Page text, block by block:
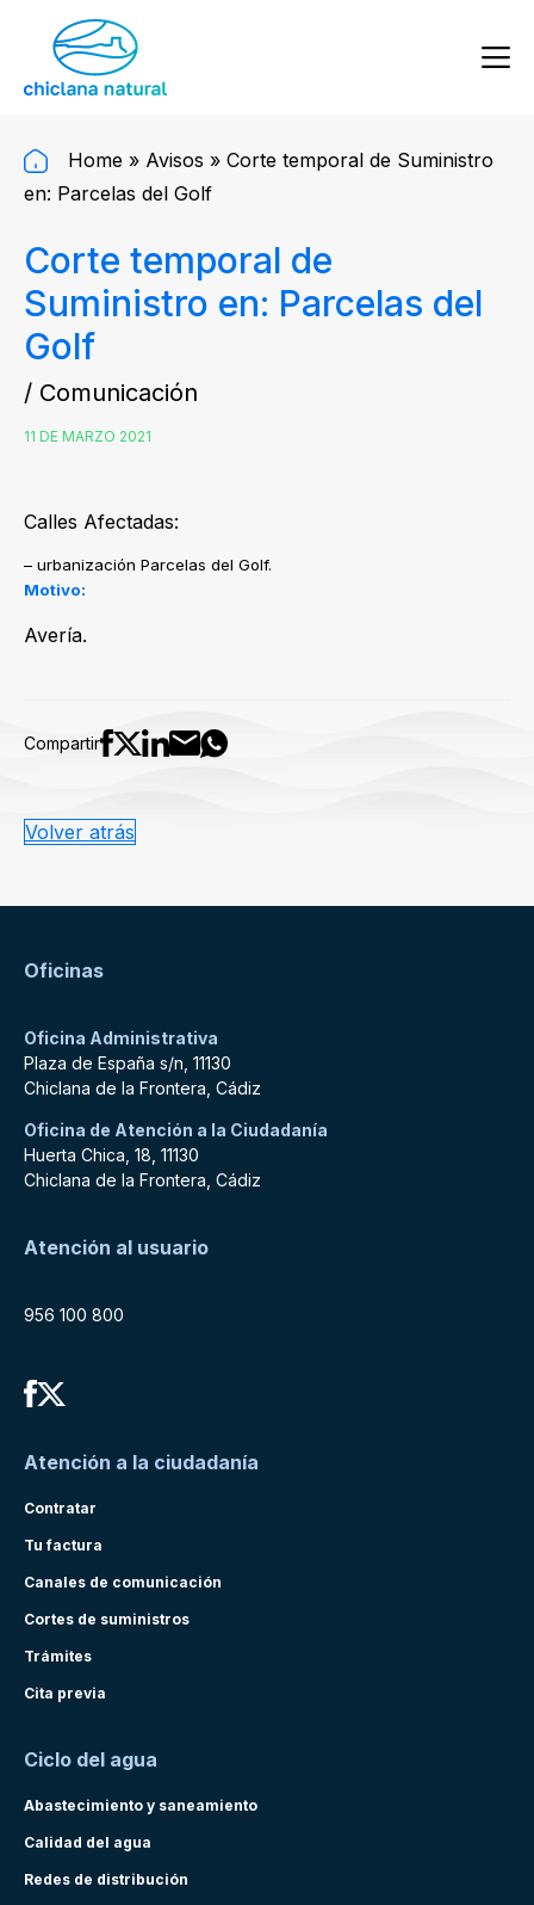
Home » Avisos » Corte temporal de Suministro
en: Parcelas del Golf
Corte temporal de
Suministro en: Parcelas del
Golf
/ Comunicación
11 DE MARZO 2021
Calles Afectadas:
– urbanización Parcelas del Golf.
Motivo:
Avería.
Compartir
Volver atrás
Oficinas
Oficina Administrativa
Plaza de España s/n, 11130
Chiclana de la Frontera, Cádiz
Oficina de Atención a la Ciudadanía
Huerta Chica, 18, 11130
Chiclana de la Frontera, Cádiz
Atención al usuario
956 100 800
Atención a la ciudadanía
Contratar
Tu factura
Canales de comunicación
Cortes de suministros
Trámites
Cita previa
Ciclo del agua
Abastecimiento y saneamiento
Calidad del agua
Redes de distribución